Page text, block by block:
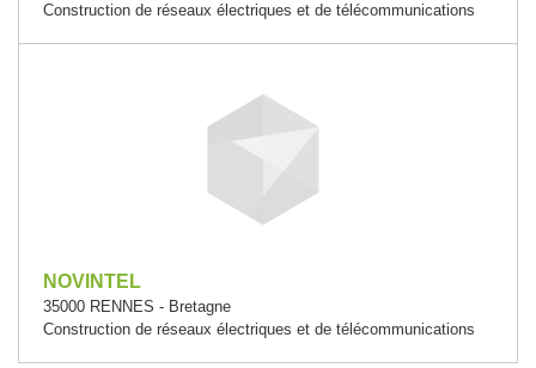
Construction de réseaux électriques et de télécommunications
NOVINTEL
35000 RENNES - Bretagne
Construction de réseaux électriques et de télécommunications